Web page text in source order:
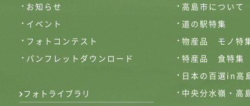
お知らせ
イベント
フォトコンテスト
パンフレットダウンロード
フォトライブラリ
高島市について
道の駅特集
物産品 モノ特
特産品 食特集
日本の百選in高
中央分水嶺・高